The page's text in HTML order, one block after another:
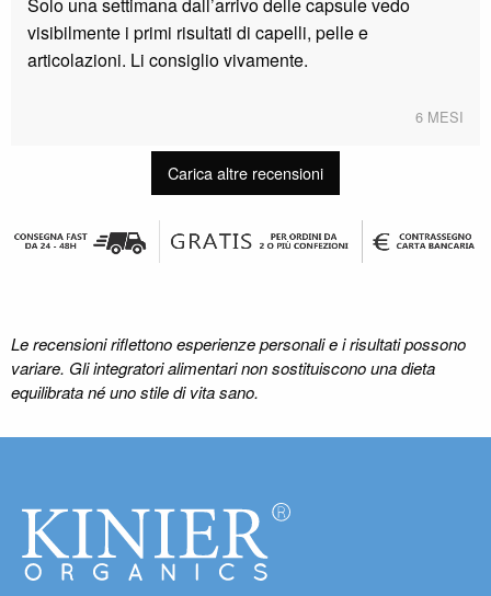
visibilmente i primi risultati di capelli, pelle e
articolazioni. Li consiglio vivamente.
6 MESI
Carica altre recensioni
Le recensioni riflettono esperienze personali e i risultati possono
variare. Gli integratori alimentari non sostituiscono una dieta
equilibrata né uno stile di vita sano.